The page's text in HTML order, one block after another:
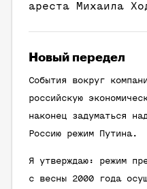
ареста Михаила
Новый передел
События вокруг
российскую
наконец задуматься
Россию режим Путина.
Я утверждаю: режим
с весны 2000 года